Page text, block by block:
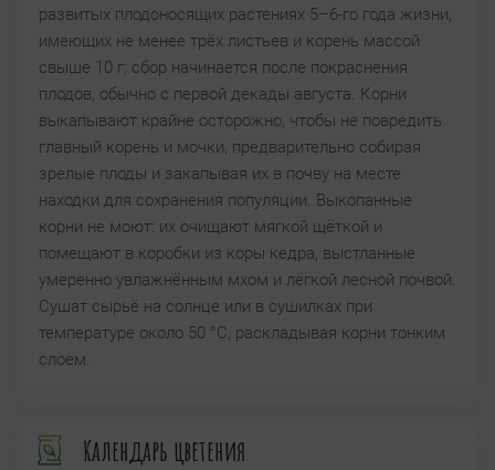
развитых плодоносящих растениях 5–6-го года жизни,
имеющих не менее трёх листьев и корень массой
свыше 10 г; сбор начинается после покраснения
плодов, обычно с первой декады августа. Корни
выкапывают крайне осторожно, чтобы не повредить
главный корень и мочки, предварительно собирая
зрелые плоды и закапывая их в почву на месте
находки для сохранения популяции. Выкопанные
корни не моют: их очищают мягкой щёткой и
помещают в коробки из коры кедра, выстланные
умеренно увлажнённым мхом и лёгкой лесной почвой.
Сушат сырьё на солнце или в сушилках при
температуре около 50 °С, раскладывая корни тонким
слоем.
Календарь цветения